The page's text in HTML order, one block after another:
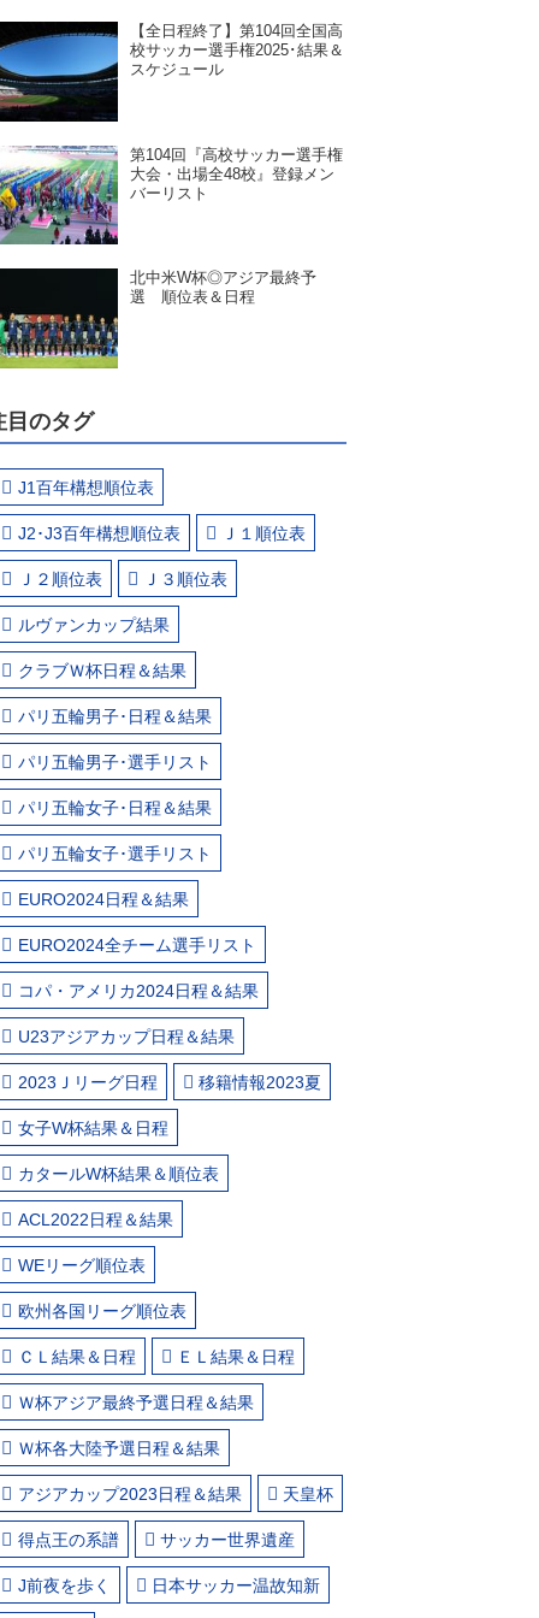
【全日程終了】第104回全国高
校サッカー選手権2025･結果＆
スケジュール
第104回『高校サッカー選手権
大会・出場全48校』登録メン
バーリスト
北中米W杯◎アジア最終予
選 順位表＆日程
目のタグ
J1百年構想順位表
J2･J3百年構想順位表 Ｊ１順位表
Ｊ２順位表 Ｊ３順位表
ルヴァンカップ結果
クラブＷ杯日程＆結果
パリ五輪男子･日程＆結果
パリ五輪男子･選手リスト
パリ五輪女子･日程＆結果
パリ五輪女子･選手リスト
EURO2024日程＆結果
EURO2024全チーム選手リスト
コパ・アメリカ2024日程＆結果
U23アジアカップ日程＆結果
2023Ｊリーグ日程 移籍情報2023夏
女子W杯結果＆日程
カタールW杯結果＆順位表
ACL2022日程＆結果
WEリーグ順位表
欧州各国リーグ順位表
ＣＬ結果＆日程 ＥＬ結果＆日程
Ｗ杯アジア最終予選日程＆結果
Ｗ杯各大陸予選日程＆結果
アジアカップ2023日程＆結果 天皇杯
得点王の系譜 サッカー世界遺産
J前夜を歩く 日本サッカー温故知新